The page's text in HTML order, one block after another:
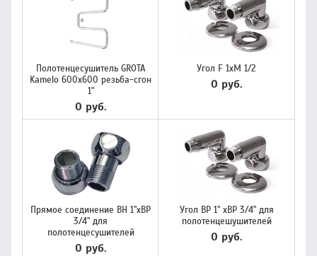
Полотенцесушитель GROTA
Kamelo 600х600 резьба-сгон
1"
0 руб.
Угол F 1хМ 1/2
0 руб.
Прямое соединение ВН 1"хВР
3/4" для
полотенцесушителей
0 руб.
Угол ВР 1" хВР 3/4" для
полотенцешушителей
0 руб.